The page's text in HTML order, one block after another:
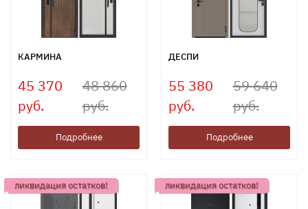
КАРМИНА
45 370
руб.
48 860
руб.
Подробнее
ДЕСПИ
55 380
руб.
59 640
руб.
Подробнее
ликвидация остатков! ликвидация остатков!